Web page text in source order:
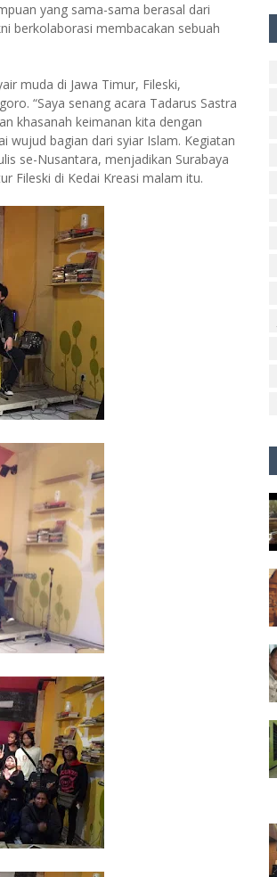
yang sama-sama berasal dari
berkolaborasi membacakan sebuah
muda di Jawa Timur, Fileski,
“Saya senang acara Tadarus Sastra
khasanah keimanan kita dengan
wujud bagian dari syiar Islam. Kegiatan
se-Nusantara, menjadikan Surabaya
Fileski di Kedai Kreasi malam itu.